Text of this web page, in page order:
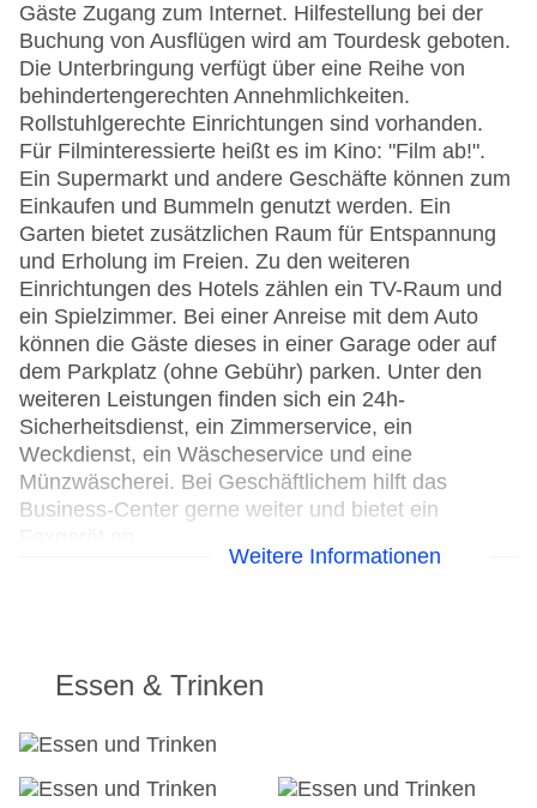
Gäste Zugang zum Internet. Hilfestellung bei der
Buchung von Ausflügen wird am Tourdesk geboten.
Die Unterbringung verfügt über eine Reihe von
behindertengerechten Annehmlichkeiten.
Rollstuhlgerechte Einrichtungen sind vorhanden.
Für Filminteressierte heißt es im Kino: "Film ab!".
Ein Supermarkt und andere Geschäfte können zum
Einkaufen und Bummeln genutzt werden. Ein
Garten bietet zusätzlichen Raum für Entspannung
und Erholung im Freien. Zu den weiteren
Einrichtungen des Hotels zählen ein TV-Raum und
ein Spielzimmer. Bei einer Anreise mit dem Auto
können die Gäste dieses in einer Garage oder auf
dem Parkplatz (ohne Gebühr) parken. Unter den
weiteren Leistungen finden sich ein 24h-
Sicherheitsdienst, ein Zimmerservice, ein
Weckdienst, ein Wäscheservice und eine
Münzwäscherei. Bei Geschäftlichem hilft das
Business-Center gerne weiter und bietet ein
Check-out bis: 11:00:00
Konferenzraum
Hotelsafe
WLAN/WiFi im Hotel
Weitere Informationen
Essen & Trinken